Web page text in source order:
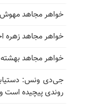
خواهر مجاهد
خواهر مجاهد زهره
خواهر مجاهد بهشته
جی‌دی ونس:
روندی پیچیده است